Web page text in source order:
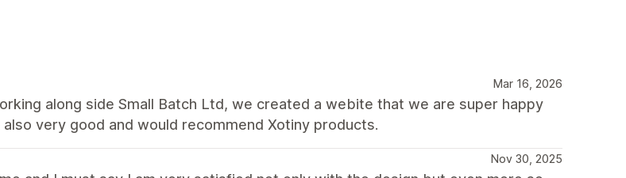
Mar 16, 2026
along side Small Batch Ltd, we created a webite that we are super happy
very good and would recommend Xotiny products.
Nov 30, 2025